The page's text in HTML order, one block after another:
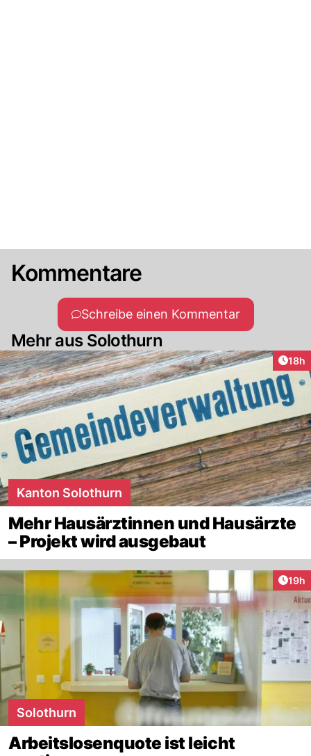
Kommentare
Schreibe einen Kommentar
Mehr aus Solothurn
18h
Kanton Solothurn
Mehr Hausärztinnen und Hausärzte
– Projekt wird ausgebaut
19h
Solothurn
Arbeitslosenquote ist leicht